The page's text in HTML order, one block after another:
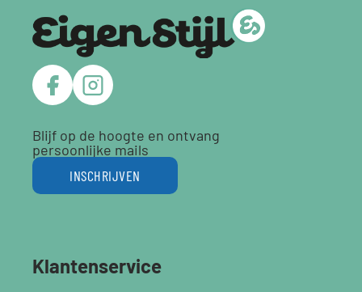
Blijf op de hoogte en ontvang
persoonlijke mails
INSCHRIJVEN
Klantenservice